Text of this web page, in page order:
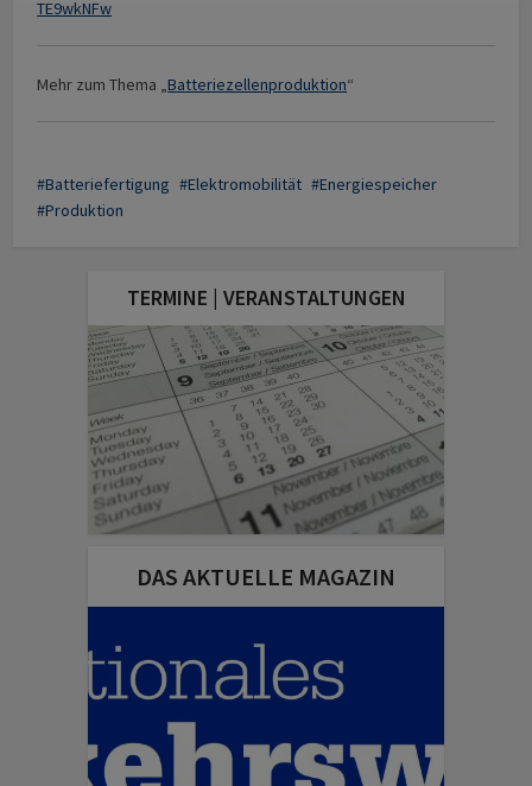
TE9wkNFw
Mehr zum Thema „Batteriezellenproduktion“
Batteriefertigung Elektromobilität
Energiespeicher
Produktion
TERMINE | VERANSTALTUNGEN
DAS AKTUELLE MAGAZIN